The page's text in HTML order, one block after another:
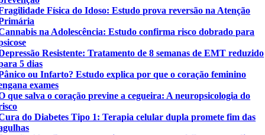
Física do Idoso: Estudo prova reversão na Atenção
na Adolescência: Estudo confirma risco dobrado para
Resistente: Tratamento de 8 semanas de EMT reduzido
5 dias
ou Infarto? Estudo explica por que o coração feminino
exames
que salva o coração previne a cegueira: A neuropsicologia do
do Diabetes Tipo 1: Terapia celular dupla promete fim das